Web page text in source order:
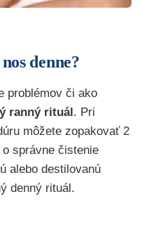
denne?
problémov či ako
ranný rituál . Pri
môžete zopakovať 2
správne čistenie
alebo destilovanú
denný rituál.